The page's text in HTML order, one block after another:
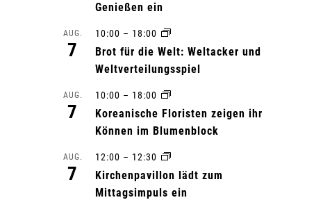
Genießen ein
AUG.
7
10:00 – 18:00
Brot für die Welt: Weltacker und
Weltverteilungsspiel
AUG.
7
10:00 – 18:00
Koreanische Floristen zeigen ihr
Können im Blumenblock
AUG.
7
12:00 – 12:30
Kirchenpavillon lädt zum
Mittagsimpuls ein